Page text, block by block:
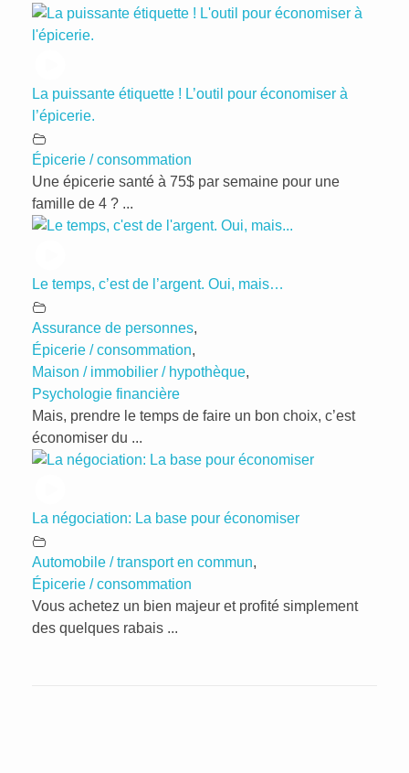
La puissante étiquette ! L’outil pour économiser à
l’épicerie.
Épicerie / consommation
Une épicerie santé à 75$ par semaine pour une
famille de 4 ? ...
Le temps, c’est de l’argent. Oui, mais…
Assurance de personnes,
Épicerie / consommation,
Maison / immobilier / hypothèque,
Psychologie financière
Mais, prendre le temps de faire un bon choix, c’est
économiser du ...
La négociation: La base pour économiser
Automobile / transport en commun,
Épicerie / consommation
Vous achetez un bien majeur et profité simplement
des quelques rabais ...